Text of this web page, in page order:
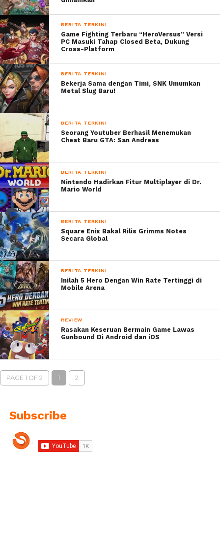
BERITA TERKINI
Game Fighting Terbaru “HeroVersus” Versi
PC Masuki Tahap Closed Beta, Dukung
Cross-Platform
BERITA TERKINI
Bekerja Sama dengan Timi, SNK Umumkan
Metal Slug Baru!
BERITA TERKINI
Seorang Youtuber Berhasil Menemukan
Cheat Baru GTA: San Andreas
BERITA TERKINI
Nintendo Hadirkan Fitur Multiplayer di Dr.
Mario World
BERITA TERKINI
Square Enix Bakal Rilis Grimms Notes
Secara Global
BERITA TERKINI
Inilah 5 Hero Dengan Win Rate Tertinggi di
Mobile Arena
REVIEW
Rasakan Keseruan Bermain Game Lawas
Gunbound Di Android dan iOS
PAGE 1 OF 2 1 2
Subscribe